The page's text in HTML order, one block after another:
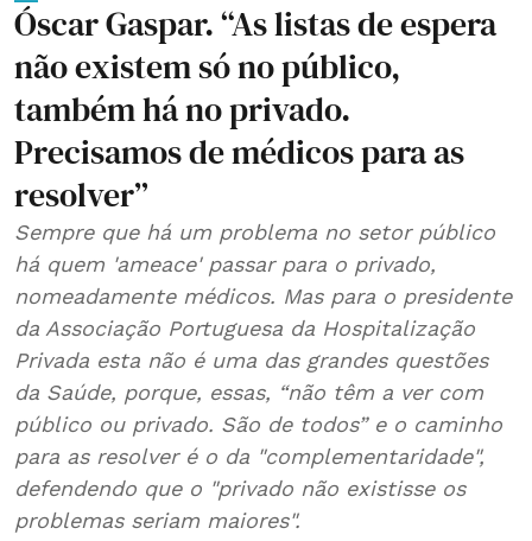
Óscar Gaspar. “As listas de espera
não existem só no público,
também há no privado.
Precisamos de médicos para as
resolver”
Sempre que há um problema no setor público
há quem 'ameace' passar para o privado,
nomeadamente médicos. Mas para o presidente
da Associação Portuguesa da Hospitalização
Privada esta não é uma das grandes questões
da Saúde, porque, essas, “não têm a ver com
público ou privado. São de todos” e o caminho
para as resolver é o da "complementaridade",
defendendo que o "privado não existisse os
problemas seriam maiores".